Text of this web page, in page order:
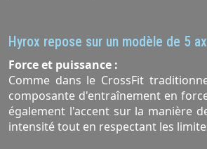
Hyrox repose sur un modèle de 5
Force et puissance :
Comme dans le CrossFit
composante d'entraînement en
également l'accent sur la manière
intensité tout en respectant les